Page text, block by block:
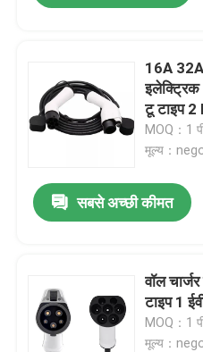
16A
इलेक्ट्रिक
टू टाइप 2
MOQ：1
मूल्य：
सबसे अच्छी कीमत
वॉल
टाइप 1
MOQ：1
मूल्य：